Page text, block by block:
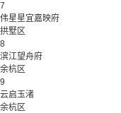
7
伟星星宜嘉映府
拱墅区
8
滨江望舟府
余杭区
9
云启玉渚
余杭区